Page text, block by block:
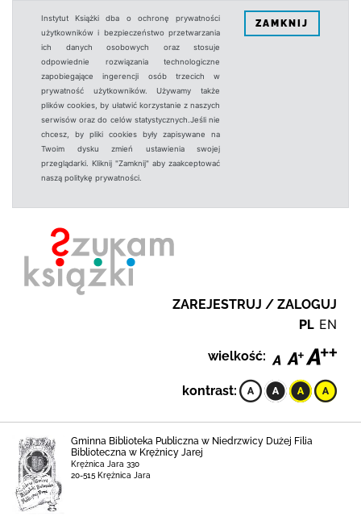
Instytut Książki dba o ochronę prywatności
użytkowników i bezpieczeństwo przetwarzania
ich danych osobowych oraz stosuje
odpowiednie rozwiązania technologiczne
zapobiegające ingerencji osób trzecich w
prywatność użytkowników. Używamy także
plików cookies, by ułatwić korzystanie z naszych
serwisów oraz do celów statystycznych.Jeśli nie
chcesz, by pliki cookies były zapisywane na
Twoim dysku zmień ustawienia swojej
przeglądarki. Kliknij "Zamknij" aby zaakceptować
naszą politykę prywatności.
ZAMKNIJ
ZAREJESTRUJ / ZALOGUJ
PL EN
wielkość:
kontrast:
Gminna Biblioteka Publiczna w Niedrzwicy Dużej Filia
Biblioteczna w Krężnicy Jarej
Krężnica Jara 330
20-515 Krężnica Jara